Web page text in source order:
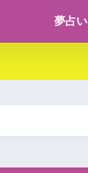
夢占い